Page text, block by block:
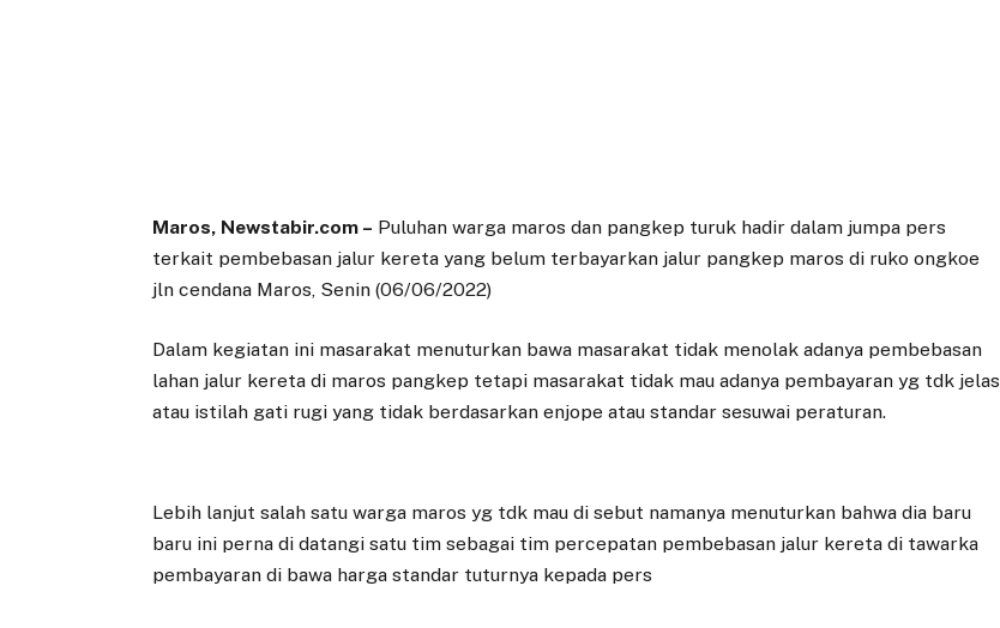
Maros, Newstabir.com – Puluhan warga maros dan pangkep turuk hadir dalam jumpa pers
terkait pembebasan jalur kereta yang belum terbayarkan jalur pangkep maros di ruko ongkoe
jln cendana Maros, Senin (06/06/2022)
Dalam kegiatan ini masarakat menuturkan bawa masarakat tidak menolak adanya pembebasan
lahan jalur kereta di maros pangkep tetapi masarakat tidak mau adanya pembayaran yg tdk jelas
atau istilah gati rugi yang tidak berdasarkan enjope atau standar sesuwai peraturan.
Lebih lanjut salah satu warga maros yg tdk mau di sebut namanya menuturkan bahwa dia baru
baru ini perna di datangi satu tim sebagai tim percepatan pembebasan jalur kereta di tawarka
pembayaran di bawa harga standar tuturnya kepada pers